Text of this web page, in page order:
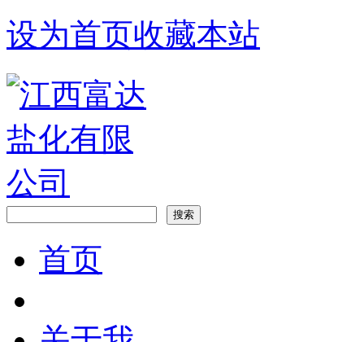
设为首页收藏本站
首页